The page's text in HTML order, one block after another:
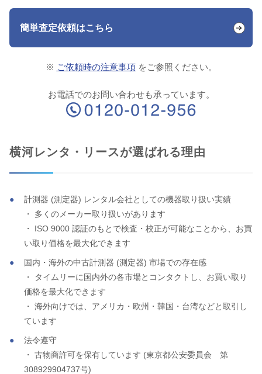
簡単査定依頼はこちら
※ ご依頼時の注意事項をご参照ください。
お電話でのお問い合わせも承っています。
横河レンタ・リースが選ばれる理由
計測器 (測定器) レンタル会社としての機器取り扱い実績
・ 多くのメーカー取り扱いがあります
・ ISO 9000 認証のもとで検査・校正が可能なことから、お買
い取り価格を最大化できます
国内・海外の中古計測器 (測定器) 市場での存在感
・ タイムリーに国内外の各市場とコンタクトし、お買い取り
価格を最大化できます
・ 海外向けでは、アメリカ・欧州・韓国・台湾などと取引し
ています
法令遵守
・ 古物商許可を保有しています (東京都公安委員会 第
308929904737号)